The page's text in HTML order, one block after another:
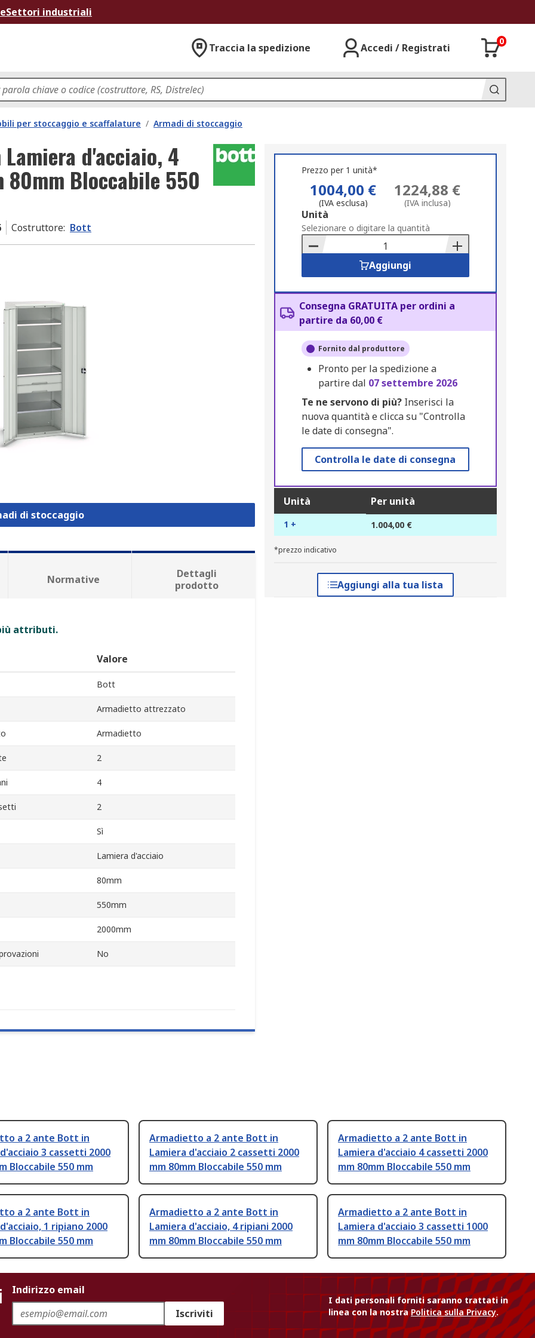
Settori industriali
Traccia la spedizione Accedi / Registrati
0
per stoccaggio e scaffalature / Armadi di stoccaggio
d'acciaio, 4
Bloccabile 550
Costruttore: Bott
di stoccaggio
Prezzo per 1 unità*
1004,00 €
(IVA esclusa)
1224,88 €
(IVA inclusa)
Add
to
Basket
Unità
Selezionare o digitare la quantità
Aggiungi
Consegna GRATUITA per ordini a
partire da 60,00 €
Fornito dal produttore
Pronto per la spedizione a
partire dal 07 settembre 2026
Te ne servono di più?Inserisci la
nuova quantità e clicca su "Controlla
le date di consegna".
Controlla le date di consegna
Unità Per unità
1 + 1.004,00 €
*prezzo indicativo
Aggiungi alla tua lista
Normative
Dettagli
prodotto
attributi.
Valore
Bott
Armadietto attrezzato
Armadietto
2
4
2
Sì
Lamiera d'acciaio
80mm
550mm
2000mm
No
a 2 ante Bott in
3 cassetti 2000
Bloccabile 550 mm
Armadietto a 2 ante Bott in
Lamiera d'acciaio 2 cassetti 2000
mm 80mm Bloccabile 550 mm
Armadietto a 2 ante Bott in
Lamiera d'acciaio 4 cassetti 2000
mm 80mm Bloccabile 550 mm
a 2 ante Bott in
1 ripiano 2000
Bloccabile 550 mm
Armadietto a 2 ante Bott in
Lamiera d'acciaio, 4 ripiani 2000
mm 80mm Bloccabile 550 mm
Armadietto a 2 ante Bott in
Lamiera d'acciaio 3 cassetti 1000
mm 80mm Bloccabile 550 mm
Indirizzo email
Iscriviti
I dati personali forniti saranno trattati in
linea con la nostraPolitica sulla Privacy.